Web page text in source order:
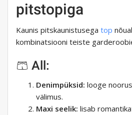
pitstopiga
Kaunis pitskaunistusega top
kombinatsiooni teiste
🩳 All:
Denimpüksid: looge
välimus.
Maxi seelik: lisab